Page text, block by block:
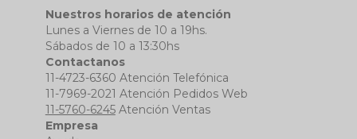
Nuestros horarios de atención
Lunes a Viernes de 10 a 19hs.
Sábados de 10 a 13:30hs
Contactanos
11-4723-6360 Atención Telefónica
11-7969-2021 Atención Pedidos Web
11-5760-6245Atención Ventas
Empresa